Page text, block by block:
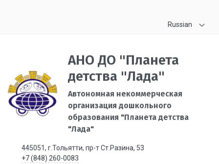
Russian
АНО ДО "Планета
детства "Лада"
Автономная некоммерческая
организация дошкольного
образования "Планета детства
"Лада"
445051, г.Тольятти, пр-т Ст.Разина, 53
+7 (848) 260-0083